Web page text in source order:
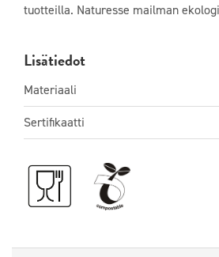
tuotteilla. Naturesse mailman
Lisätiedot
Materiaali
Sertifikaatti